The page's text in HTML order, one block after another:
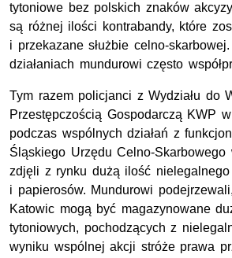
tytoniowe bez polskich znaków
są różnej ilości kontrabandy, które
i przekazane służbie celno-
działaniach mundurowi często
Tym razem policjanci z Wydziału do
Przestępczością Gospodarczą KWP
podczas wspólnych działań z
Śląskiego Urzędu Celno-Skarbowego
zdjęli z rynku dużą ilość
i papierosów. Mundurowi
Katowic mogą być magazynowane
tytoniowych, pochodzących z
wyniku wspólnej akcji stróże prawa